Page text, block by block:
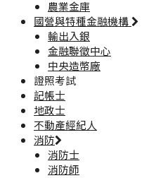
農業金庫
國營與特種金融機構
輸出入銀
金融聯徵中心
中央造幣廠
證照考試
記帳士
地政士
不動產經紀人
消防
消防士
消防師